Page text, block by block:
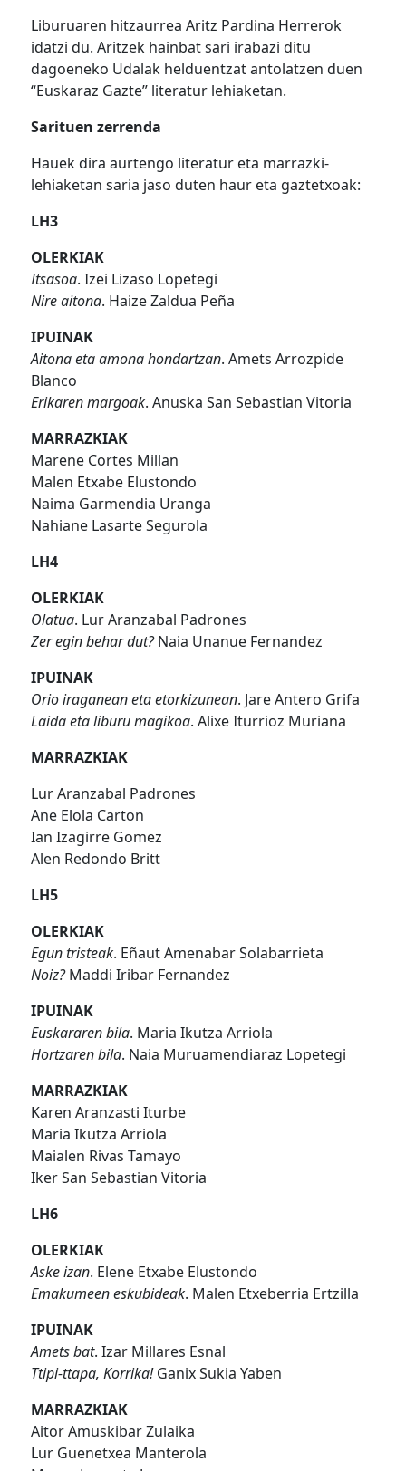
Liburuaren hitzaurrea Aritz Pardina Herrerok
idatzi du. Aritzek hainbat sari irabazi ditu
dagoeneko Udalak helduentzat antolatzen duen
“Euskaraz Gazte” literatur lehiaketan.
Sarituen zerrenda
Hauek dira aurtengo literatur eta marrazki-
lehiaketan saria jaso duten haur eta gaztetxoak:
LH3
OLERKIAK
Itsasoa. Izei Lizaso Lopetegi
Nire aitona. Haize Zaldua Peña
IPUINAK
Aitona eta amona hondartzan. Amets Arrozpide
Blanco
Erikaren margoak. Anuska San Sebastian Vitoria
MARRAZKIAK
Marene Cortes Millan
Malen Etxabe Elustondo
Naima Garmendia Uranga
Nahiane Lasarte Segurola
LH4
OLERKIAK
Olatua. Lur Aranzabal Padrones
Zer egin behar dut?Naia Unanue Fernandez
IPUINAK
Orio iraganean eta etorkizunean. Jare Antero Grifa
Laida eta liburu magikoa. Alixe Iturrioz Muriana
MARRAZKIAK
Lur Aranzabal Padrones
Ane Elola Carton
Ian Izagirre Gomez
Alen Redondo Britt
LH5
OLERKIAK
Egun tristeak. Eñaut Amenabar Solabarrieta
Noiz?Maddi Iribar Fernandez
IPUINAK
Euskararen bila. Maria Ikutza Arriola
Hortzaren bila. Naia Muruamendiaraz Lopetegi
MARRAZKIAK
Karen Aranzasti Iturbe
Maria Ikutza Arriola
Maialen Rivas Tamayo
Iker San Sebastian Vitoria
LH6
OLERKIAK
Aske izan. Elene Etxabe Elustondo
Emakumeen eskubideak. Malen Etxeberria Ertzilla
IPUINAK
Amets bat. Izar Millares Esnal
Ttipi-ttapa, Korrika!Ganix Sukia Yaben
MARRAZKIAK
Aitor Amuskibar Zulaika
Lur Guenetxea Manterola